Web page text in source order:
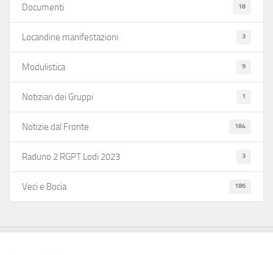
Documenti 18
Locandine manifestazioni 3
Modulistica 9
Notiziari dei Gruppi 1
Notizie dal Fronte 184
Raduno 2 RGPT Lodi 2023 3
Veci e Bocia 186